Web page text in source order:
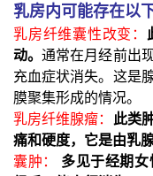
乳房内可能存在以
乳房纤维囊性改变：
动。通常在月经前出
充血症状消失。这是
膜聚集形成的情况。
乳房纤维腺瘤： 此类
痛和硬度，它是由乳
囊肿： 多见于经期